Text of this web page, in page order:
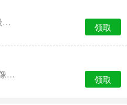
钻石*888 金币*8888 幸运音能*2 高级经验卡*2
领取
钻石*588 、金币*5888、秘域森林头像框*7天时效、中级经验卡*2
领取